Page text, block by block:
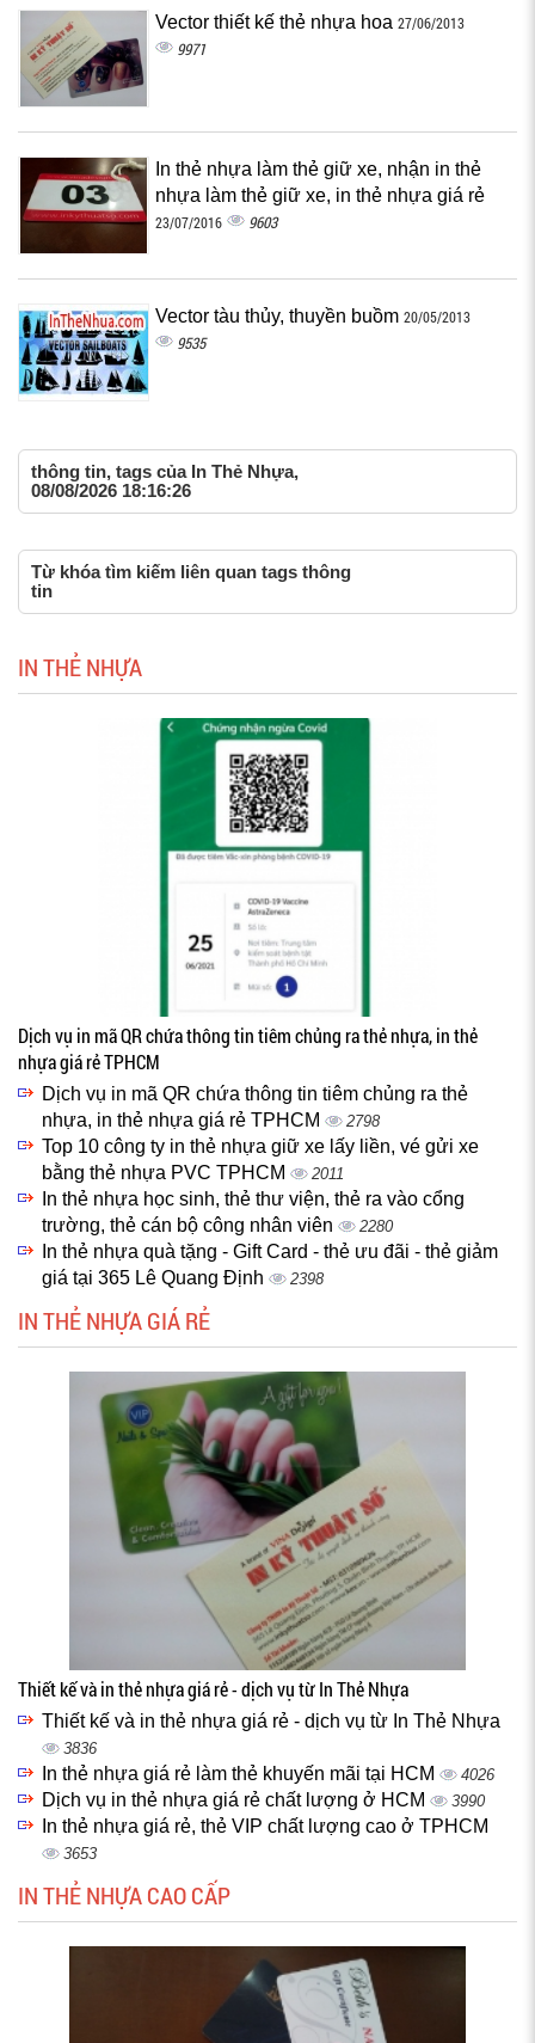
Vector thiết kế thẻ nhựa hoa 27/06/2013
9971
In thẻ nhựa làm thẻ giữ xe, nhận in thẻ
nhựa làm thẻ giữ xe, in thẻ nhựa giá rẻ
23/07/2016 9603
Vector tàu thủy, thuyền buồm 20/05/2013
9535
thông tin, tags của In Thẻ Nhựa,
08/08/2026 18:16:26
Từ khóa tìm kiếm liên quan tags thông
tin
IN THẺ NHỰA
Dịch vụ in mã QR chứa thông tin tiêm chủng ra thẻ nhựa, in thẻ
nhựa giá rẻ TPHCM
Dịch vụ in mã QR chứa thông tin tiêm chủng ra thẻ
nhựa, in thẻ nhựa giá rẻ TPHCM
2798
Top 10 công ty in thẻ nhựa giữ xe lấy liền, vé gửi xe
bằng thẻ nhựa PVC TPHCM
2011
In thẻ nhựa học sinh, thẻ thư viện, thẻ ra vào cổng
trường, thẻ cán bộ công nhân viên
2280
In thẻ nhựa quà tặng - Gift Card - thẻ ưu đãi - thẻ giảm
giá tại 365 Lê Quang Định
2398
IN THẺ NHỰA GIÁ RẺ
Thiết kế và in thẻ nhựa giá rẻ - dịch vụ từ In Thẻ Nhựa
Thiết kế và in thẻ nhựa giá rẻ - dịch vụ từ In Thẻ Nhựa
3836
In thẻ nhựa giá rẻ làm thẻ khuyến mãi tại HCM 4026
Dịch vụ in thẻ nhựa giá rẻ chất lượng ở HCM 3990
In thẻ nhựa giá rẻ, thẻ VIP chất lượng cao ở TPHCM
3653
IN THẺ NHỰA CAO CẤP